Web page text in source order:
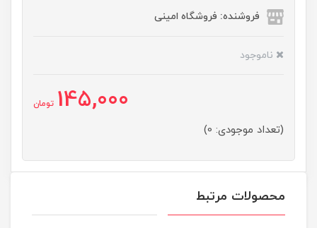
فروشنده: فروشگاه امینی
ناموجود
145,000 تومان
(تعداد موجودی: 0)
محصولات مرتبط